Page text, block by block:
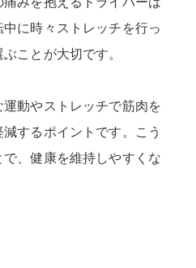
に時々ストレッチを行っ
ことが大切です。
動やストレッチで筋肉を
するポイントです。こう
、健康を維持しやすくな